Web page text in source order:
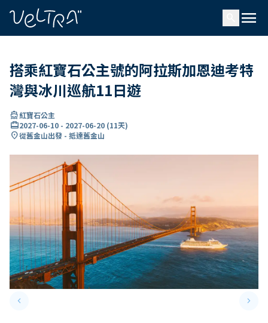
menu
搭乘紅寶石公主號的阿拉斯加恩迪考特
灣與冰川巡航11日遊
directions_boat紅寶石公主
card_travel2027-06-10 - 2027-06-20 (11天)
location_on從舊金山出發 - 抵達舊金山
keyboard_arrow_leftPrevious slide keyboard_arrow_right